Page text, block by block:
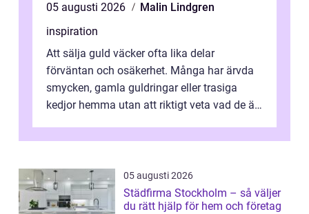
05 augusti 2026
Malin Lindgren
inspiration
Att sälja guld väcker ofta lika delar
förväntan och osäkerhet. Många har ärvda
smycken, gamla guldringar eller trasiga
kedjor hemma utan att riktigt veta vad de är
05 augusti 2026
Städfirma Stockholm – så väljer
du rätt hjälp för hem och företag